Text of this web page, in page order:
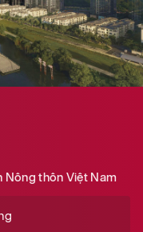
Nông thôn Việt Nam